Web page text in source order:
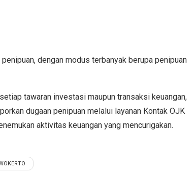
dengan modus terbanyak berupa penipuan
tawaran investasi maupun transaksi keuangan,
dugaan penipuan melalui layanan Kontak OJK
aktivitas keuangan yang mencurigakan.